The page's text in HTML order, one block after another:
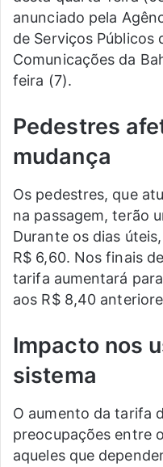
anunciado pela
de Serviços Públicos
Comunicações da
feira (7).
Pedestres
mudança
Os pedestres, que
na passagem, terão
Durante os dias
R$ 6,60. Nos finais
tarifa aumentará
aos R$ 8,40
Impacto nos
sistema
O aumento da tarifa
preocupações entre
aqueles que